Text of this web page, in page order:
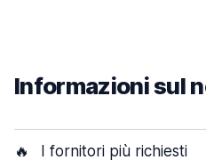
Informazioni sul
🔥 I fornitori più richiesti